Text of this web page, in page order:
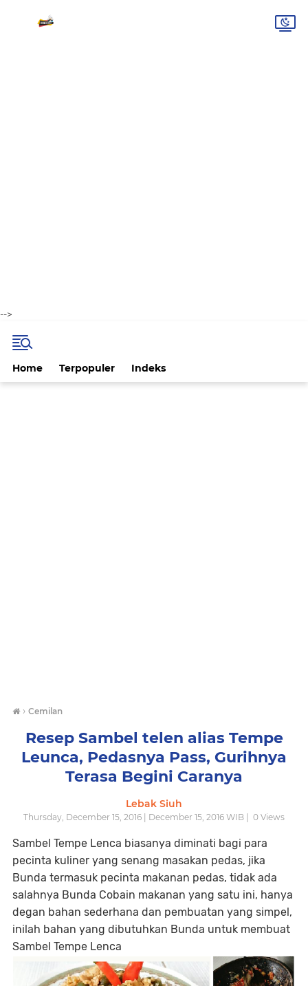
-->
Home Terpopuler Indeks
› Cemilan
Resep Sambel telen alias Tempe
Leunca, Pedasnya Pass, Gurihnya
Terasa Begini Caranya
Lebak Siuh
Thursday, December 15, 2016 | December 15, 2016 WIB | 0 Views
Sambel Tempe Lenca biasanya diminati bagi para
pecinta kuliner yang senang masakan pedas, jika
Bunda termasuk pecinta makanan pedas, tidak ada
salahnya Bunda Cobain makanan yang satu ini, hanya
degan bahan sederhana dan pembuatan yang simpel,
inilah bahan yang dibutuhkan Bunda untuk membuat
Sambel Tempe Lenca